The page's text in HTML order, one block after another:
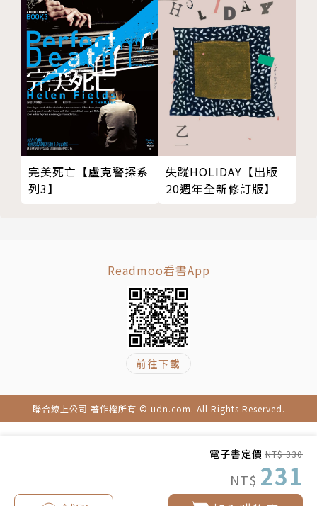
電子書定價 NT$ 330
NT$ 231
號首相府接見。在種種的變化、波折與磨難中，周蜜蜜
以作家、女性的視角，既捲入其中又保持一種旁觀的清
醒，為歷史寫下了個人的證詞——而它同時是一個愛情
故事，有樸素的浪漫。周蜜蜜寫的這些故事，都是善
良、正直、優雅、興味盎然的，善感天真的視角與筆
觸，在旁觀中為歷史作一番女性的敘事。女性視角與筆
觸令本書更為柔和易讀，在嚴苛譎變的大歷史有不少溫
情的閃光。
專文導讀
沈旭暉（香港國際關係學者，現居台灣）
鄧小樺（香港作家、文化評論人、本書編輯）
1953年7月生，籍貫廣西羅城，原名周密密、筆名
周蜜，香港家諭戶曉的兒童文學家。出身於書香世家，
為中國華南兒童文學家黃慶雲與作家周鋼鳴的女兒，也
是著名左派報人兼《大公報》前總編輯羅孚（羅承勳）
之媳婦、民主運動家羅海星之妻。父母在文革時被批鬥
完美死亡【盧克警探系
列3】
失蹤HOLIDAY【出版
20週年全新修訂版】
Readmoo看書App
前往下載
聯合線上公司 著作權所有 © udn.com. All Rights Reserved.